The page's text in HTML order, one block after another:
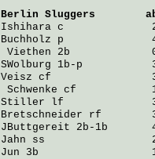
Berlin Sluggers
Ishihara c              2
Buchholz p              4
Viethen 2b             0
SWolburg 1b-p           3
Veisz cf                3
Schwenke cf            1
Stiller lf              3
Bretschneider rf        3
JButtgereit 2b-1b
Jahn ss                 2
Jun 3b                  1